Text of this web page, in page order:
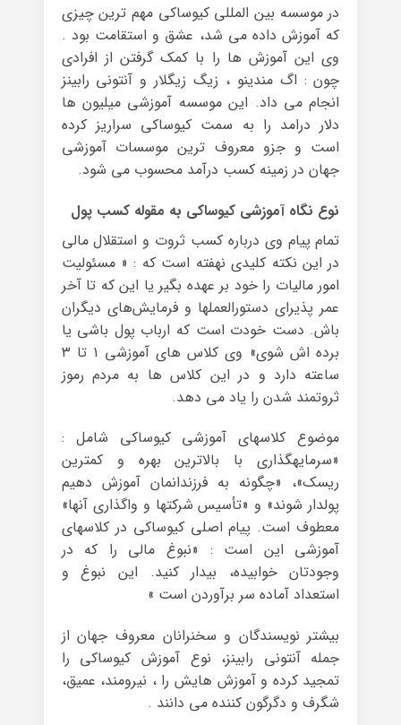
در موسسه بین المللی کیوساکی مهم ترین چیزی
که آموزش داده می شد، عشق و استقامت بود .
وی این آموزش ها را با کمک گرفتن از افرادی
چون : اگ مندینو ، زیگ زیگلار و آنتونی رابینز
انجام می داد. این موسسه آموزشی میلیون ها
دلار درامد را به سمت کیوساکی سراریز کرده
است و جزو معروف ترین موسسات آموزشی
جهان در زمینه کسب درآمد محسوب می شود.
نوع نگاه آموزشی کیوساکی به مقوله کسب پول
تمام پیام وی درباره کسب ثروت و استقلال مالی
در این نکته کلیدی نهفته است که : « مسئولیت
امور مالی‏ات را خود بر عهده بگیر یا این که تا آخر
عمر پذیرای دستورالعمل‏ها و فرمایش‌های دیگران
باش. دست خودت است که ارباب پول باشی یا
برده اش شوی» وی کلاس های آموزشی ۱ تا ۳
ساعته دارد و در این کلاس ها به مردم رموز
ثروتمند شدن را یاد می دهد.
موضوع کلاس‏های آموزشی کیوساکی شامل :
«سرمایه‏گذاری با بالاترین بهره و کمترین
ریسک»، «چگونه به فرزندانمان آموزش دهیم
پولدار شوند» و «تأسیس شرکت‏ها و واگذاری آن‏ها»
معطوف است. پیام اصلی کیوساکی در کلاس‏های
آموزشی این است : «نبوغ مالی را که در
وجودتان خوابیده، بیدار کنید. این نبوغ و
استعداد آماده سر برآوردن است »
بیشتر نویسندگان و سخنرانان معروف جهان از
جمله آنتونی رابینز، نوع آموزش کیوساکی را
تمجید کرده و آموزش هایش را ، نیرومند، عمیق،
شگرف و دگرگون کننده می دانند .